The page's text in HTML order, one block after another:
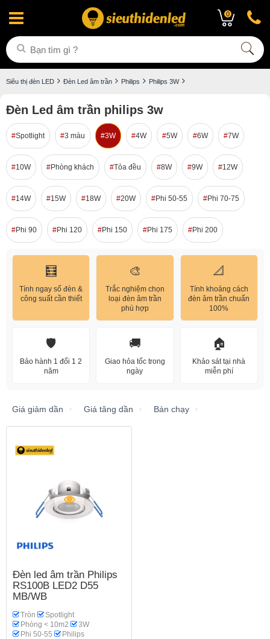
0
Siêu thị đèn LED Đèn Led âm trần Philips Philips 3W
Đèn Led âm trần philips 3w
Spotlight 3 màu 3W 4W 5W 6W 7W
10W Phòng khách Tỏa đều 8W 9W 12W
14W 15W 18W 20W Phi 50-55 Phi 70-75
Phi 90 Phi 120 Phi 150 Phi 175 Phi 200
🧮
Tính ngay số đèn &
công suất cần thiết
🎨
Trắc nghiệm chọn
loại đèn âm trần
phù hợp
📐
Tính khoảng cách
đèn âm trần chuẩn
100%
🛡️
Bảo hành 1 đổi 1 2
năm
🚚
Giao hỏa tốc trong
ngày
🏠
Khảo sát tại nhà
miễn phí
Giá giảm dần Giá tăng dần Bán chạy
Đèn led âm trần Philips
RS100B LED2 D55
MB/WB
Tròn
Spotlight
Phòng < 10m2
3W
Phi 50-55
Philips